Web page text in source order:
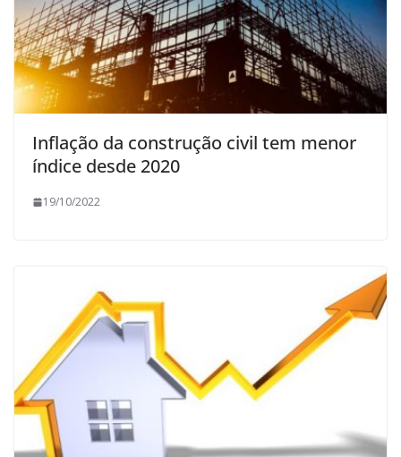
Inflação da construção civil tem menor
índice desde 2020
19/10/2022